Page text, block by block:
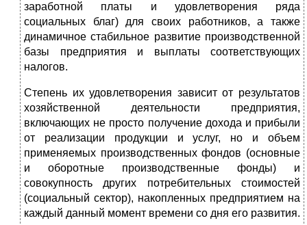
заработной платы и удовлетворения ряда
социальных благ) для своих работников, а также
динамичное стабильное развитие производственной
базы предприятия и выплаты соответствующих
налогов.
Степень их удовлетворения зависит от результатов
хозяйственной деятельности предприятия,
включающих не просто получение дохода и прибыли
от реализации продукции и услуг, но и объем
применяемых производственных фондов (основные
и оборотные производственные фонды) и
совокупность других потребительных стоимостей
(социальный сектор), накопленных предприятием на
каждый данный момент времени со дня его развития.